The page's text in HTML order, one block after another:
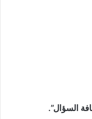
السؤال”.